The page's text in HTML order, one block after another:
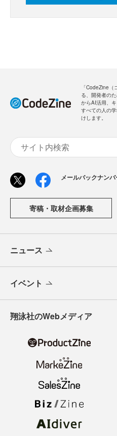
「CodeZine
る、開発者の
からAI活用、
すべての人の
けします。
メールバックナンバ
寄稿・取材企画募集
ニュース
イベント
翔泳社のWebメディア